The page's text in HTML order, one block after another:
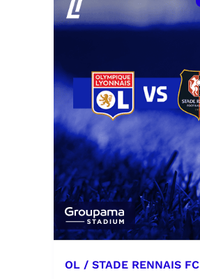
RÉSERVER
OL / STADE RENNAIS FC